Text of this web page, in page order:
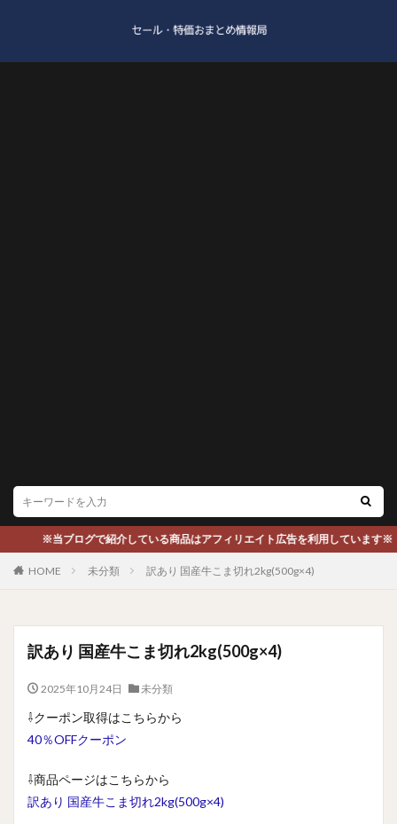
※当ブログで紹介している商品はアフィリエイト広告を利用しています※
HOME 未分類 訳あり 国産牛こま切れ2kg(500g×4)
訳あり 国産牛こま切れ2kg(500g×4)
2025年10月24日 未分類
⇩クーポン取得はこちらから
40％OFFクーポン
⇩商品ページはこちらから
訳あり 国産牛こま切れ2kg(500g×4)